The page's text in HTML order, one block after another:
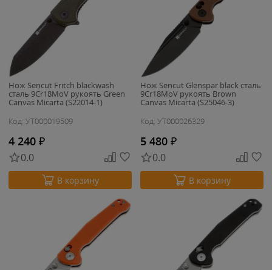
Нож Sencut Fritch blackwash
сталь 9Cr18MoV рукоять Green
Canvas Micarta (S22014-1)
Код: УТ000019509
4 240 ₽
0.0
В корзину
Нож Sencut Glenspar black сталь
9Cr18MoV рукоять Brown
Canvas Micarta (S25046-3)
Код: УТ000026329
5 480 ₽
0.0
В корзину